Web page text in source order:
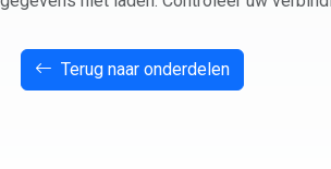
Terug naar onderdelen